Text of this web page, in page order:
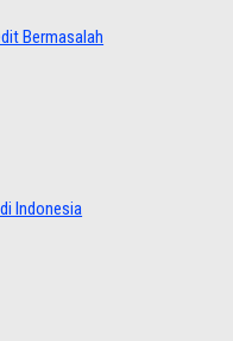
Bermasalah
Indonesia